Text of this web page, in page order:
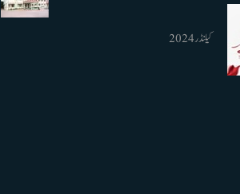
کیلنڈر 2024